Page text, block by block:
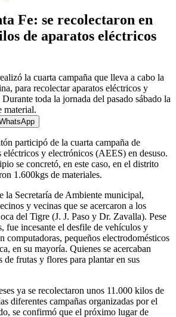
Fe: se recolectaron en
de aparatos eléctricos
la cuarta campaña que lleva a cabo la
para recolectar aparatos eléctricos y
toda la jornada del pasado sábado la
material.
participó de la cuarta campaña de
eléctricos y electrónicos (AEES) en desuso.
se concretó, en este caso, en el distrito
1.600kgs de materiales.
la Secretaría de Ambiente municipal,
y vecinas que se acercaron a los
del Tigre (J. J. Paso y Dr. Zavalla). Pese
fue incesante el desfile de vehículos y
computadoras, pequeños electrodomésticos
en su mayoría. Quienes se acercaban
de frutas y flores para plantar en sus
ya se recolectaron unos 11.000 kilos de
diferentes campañas organizadas por el
se confirmó que el próximo lugar de